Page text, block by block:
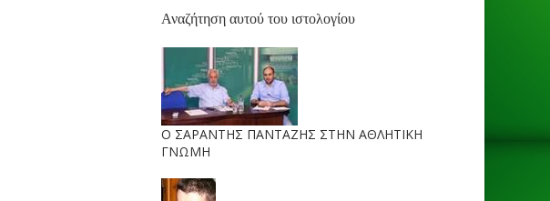
Αναζήτηση αυτού του ιστολογίου
O ΣΑΡΑΝΤΗΣ ΠΑΝΤΑΖΗΣ ΣΤΗΝ ΑΘΛΗΤΙΚΗ
ΓΝΩΜΗ